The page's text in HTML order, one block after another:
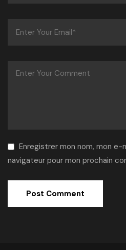
Enregistrer mon nom, mon
navigateur pour mon prochain